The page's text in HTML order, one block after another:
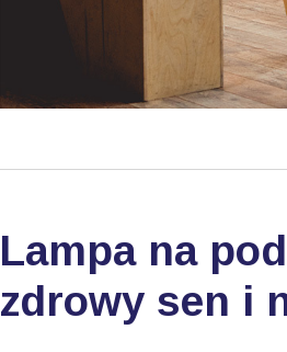
Lampa na
zdrowy sen i